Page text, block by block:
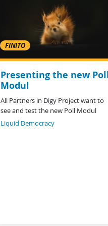
FINITO
Presenting the new
Modul
All Partners in Digy Project want to
see and test the new Poll Modul
Liquid Democracy